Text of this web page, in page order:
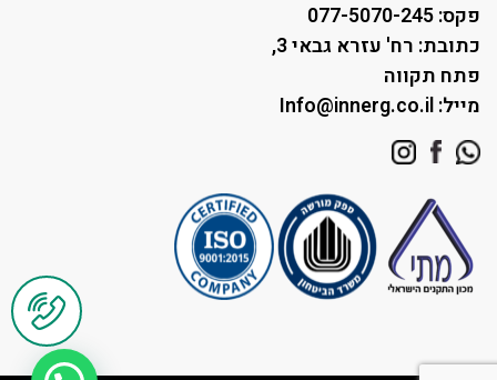
פקס: 077-5070-245
כתובת: רח' עזרא גבאי 3,
פתח תקווה
מייל: Info@innerg.co.il